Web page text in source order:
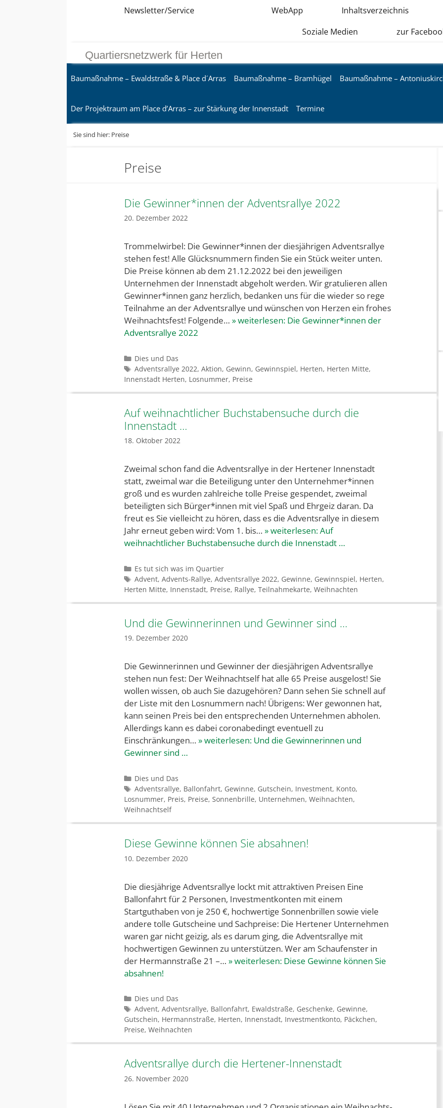
Newsletter/Service WebApp Inhaltsverzeichnis
Soziale Medien
zur
Quartiersnetzwerk für Herten
Baumaßnahme – Ewaldstraße & Place d´Arras Baumaßnahme – Bramhügel Baumaßnahme –
Der Projektraum am Place d’Arras – zur Stärkung der Innenstadt Termine
Sie sind hier: Preise
Preise
Die Gewinner*innen der Adventsrallye 2022
20. Dezember 2022
Trommelwirbel: Die Gewinner*innen der diesjährigen Adventsrallye
stehen fest! Alle Glücksnummern finden Sie ein Stück weiter unten.
Die Preise können ab dem 21.12.2022 bei den jeweiligen
Unternehmen der Innenstadt abgeholt werden. Wir gratulieren allen
Gewinner*innen ganz herzlich, bedanken uns für die wieder so rege
Teilnahme an der Adventsrallye und wünschen von Herzen ein frohes
Weihnachtsfest! Folgende… » weiterlesen: Die Gewinner*innen der
Adventsrallye 2022
Kategorien
Dies und Das
Schlagwörter
Adventsrallye 2022,Aktion, Gewinn, Gewinnspiel, Herten, Herten Mitte,
Innenstadt Herten, Losnummer, Preise
Auf weihnachtlicher Buchstabensuche durch die
Innenstadt …
18. Oktober 2022
Zweimal schon fand die Adventsrallye in der Hertener Innenstadt
statt, zweimal war die Beteiligung unter den Unternehmer*innen
groß und es wurden zahlreiche tolle Preise gespendet, zweimal
beteiligten sich Bürger*innen mit viel Spaß und Ehrgeiz daran. Da
freut es Sie vielleicht zu hören, dass es die Adventsrallye in diesem
Jahr erneut geben wird: Vom 1. bis… » weiterlesen:Auf
weihnachtlicher Buchstabensuche durch die Innenstadt …
Kategorien
Es tut sich was im Quartier
Schlagwörter
Advent,Advents-Rallye,Adventsrallye 2022, Gewinne, Gewinnspiel, Herten,
Herten Mitte, Innenstadt, Preise, Rallye, Teilnahmekarte, Weihnachten
Und die Gewinnerinnen und Gewinner sind …
19. Dezember 2020
Die Gewinnerinnen und Gewinner der diesjährigen Adventsrallye
stehen nun fest: Der Weihnachtself hat alle 65 Preise ausgelost! Sie
wollen wissen, ob auch Sie dazugehören? Dann sehen Sie schnell auf
der Liste mit den Losnummern nach! Übrigens: Wer gewonnen hat,
kann seinen Preis bei den entsprechenden Unternehmen abholen.
Allerdings kann es dabei coronabedingt eventuell zu
Einschränkungen… » weiterlesen: Und die Gewinnerinnen und
Gewinner sind …
Kategorien
Dies und Das
Schlagwörter
Adventsrallye, Ballonfahrt, Gewinne, Gutschein, Investment, Konto,
Losnummer, Preis, Preise, Sonnenbrille, Unternehmen, Weihnachten,
Weihnachtself
Diese Gewinne können Sie absahnen!
10. Dezember 2020
Die diesjährige Adventsrallye lockt mit attraktiven Preisen Eine
Ballonfahrt für 2 Personen, Investmentkonten mit einem
Startguthaben von je 250 €, hochwertige Sonnenbrillen sowie viele
andere tolle Gutscheine und Sachpreise: Die Hertener Unternehmen
waren gar nicht geizig, als es darum ging, die Adventsrallye mit
hochwertigen Gewinnen zu unterstützen. Wer am Schaufenster in
der Hermannstraße 21 –… » weiterlesen: Diese Gewinne können Sie
absahnen!
Kategorien
Dies und Das
Schlagwörter
Advent,Adventsrallye, Ballonfahrt, Ewaldstraße, Geschenke, Gewinne,
Gutschein, Hermannstraße, Herten, Innenstadt, Investmentkonto, Päckchen,
Preise, Weihnachten
Adventsrallye durch die Hertener-Innenstadt
26. November 2020